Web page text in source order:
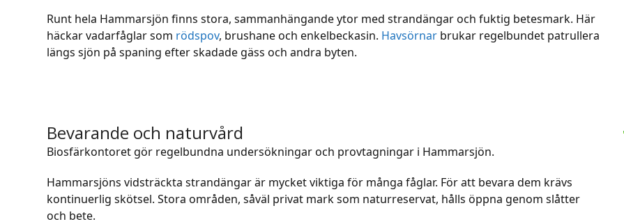
Runt hela Hammarsjön finns stora, sammanhängande ytor med strandängar och fuktig betesmark. Här
häckar vadarfåglar som rödspov, brushane och enkelbeckasin. Havsörnar brukar regelbundet patrullera
längs sjön på spaning efter skadade gäss och andra byten.
Bevarande och naturvård
Biosfärkontoret gör regelbundna undersökningar och provtagningar i Hammarsjön.
Hammarsjöns vidsträckta strandängar är mycket viktiga för många fåglar. För att bevara dem krävs
kontinuerlig skötsel. Stora områden, såväl privat mark som naturreservat, hålls öppna genom slåtter
och bete.